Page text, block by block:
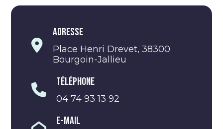
Adresse
Place Henri Drevet, 38300
Bourgoin-Jallieu
Téléphone
04 74 93 13 92
E-Mail